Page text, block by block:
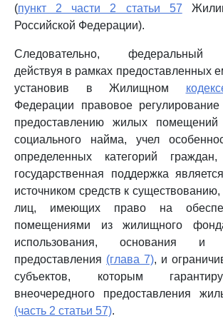
(пункт 2 части 2 статьи 57
Российской Федерации).
Следовательно, федеральный
действуя в рамках предоставленных
установив в Жилищном
Федерации правовое
предоставлению жилых
социального найма, учел
определенных категорий
государственная поддержка
источником средств к существованию,
лиц, имеющих право на
помещениями из жилищного
использования, основания
предоставления (глава 7), и
субъектов, которым
внеочередного предоставления
(часть 2 статьи 57).